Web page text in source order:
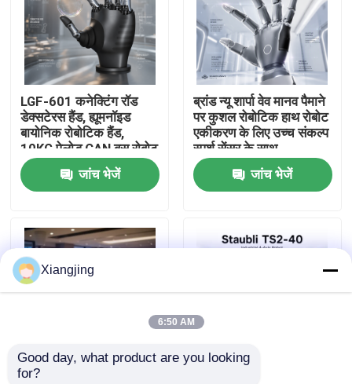
वीडियो
हमारे बारे में
कारखाना भ्रमण
गुणवत्ता नियंत्रण
हमसे संपर्क करें
ब्लॉग
एक उद्धरण का अनुरोध करें
औद्योगिक रोबोट बांह
LGF-601 कनेक्टिंग रॉड
डेक्सटेरस हैंड, ह्यूमनॉइड
बायोनिक रोबोटिक हैंड,
10KG पेलोड CAN बस रोबोट
एंड इफेक्टर ग्रिपर
जांच भेजें
ब्रांड न्यू शार्पा वेव मानव पैमाने
पर कुशल रोबोटिक हाथ रोबोट
एकीकरण के लिए उच्च संकल्प
स्पर्श सेंसर के साथ
जांच भेजें
एआई ह्यूमनॉइडर रोबोट
Xiangjing
6:50 AM
Good day, what product are you looking
for?